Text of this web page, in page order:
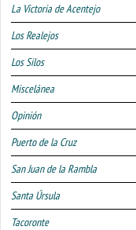
La Victoria de Acentejo
Los Realejos
Los Silos
Miscelánea
Opinión
Puerto de la Cruz
San Juan de la Rambla
Santa Úrsula
Tacoronte